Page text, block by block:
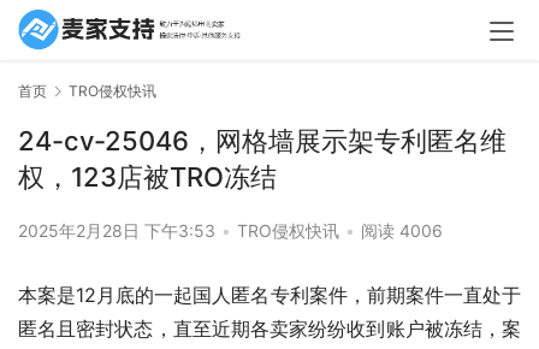
首页 TRO侵权快讯
24-cv-25046，网格墙展示架专利匿名维
权，123店被TRO冻结
2025年2月28日 下午3:53 • TRO侵权快讯 • 阅读 4006
本案是12月底的一起国人匿名专利案件，前期案件一直处于
匿名且密封状态，直至近期各卖家纷纷收到账户被冻结，案